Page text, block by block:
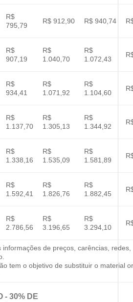
R$
795,79
R$ 912,90 R$ 940,74
R$
907,19
R$
1.040,70
R$
1.072,43
R$
934,41
R$
1.071,92
R$
1.104,60
R$
1.137,70
R$
1.305,13
R$
1.344,92
R$
1.338,16
R$
1.535,09
R$
1.581,89
R$
1.592,41
R$
1.826,76
R$
1.882,45
R$
2.786,56
R$
3.196,65
R$
3.294,10
informações de preços, carências,
tem o objetivo de substituir o material
- 30% DE